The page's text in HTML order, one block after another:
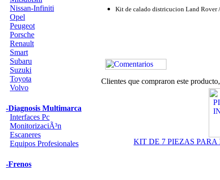
Nissan-Infiniti
Opel
Peugeot
Porsche
Renault
Smart
Subaru
Suzuki
Toyota
Volvo
-Diagnosis Multimarca
Interfaces Pc
MonitorizaciÃ³n
Escaneres
Equipos Profesionales
-Frenos
Kit de calado districucion Land Rover
Clientes que compraron este
KIT DE 7 PIEZAS